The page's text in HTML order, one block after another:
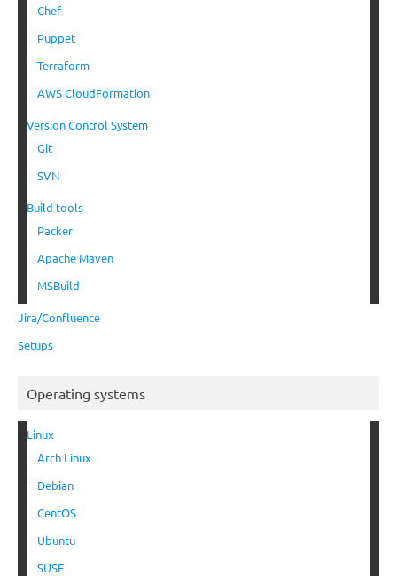
Chef
Puppet
Terraform
AWS CloudFormation
Version Control System
Git
SVN
Build tools
Packer
Apache Maven
MSBuild
Jira/Confluence
Setups
Operating systems
Linux
Arch Linux
Debian
CentOS
Ubuntu
SUSE